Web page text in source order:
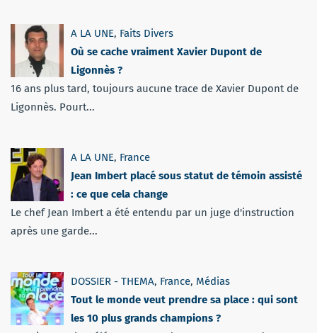
A LA UNE, Faits Divers
Où se cache vraiment Xavier Dupont de
Ligonnès ?
16 ans plus tard, toujours aucune trace de Xavier Dupont de
Ligonnès. Pourt...
A LA UNE, France
Jean Imbert placé sous statut de témoin assisté
: ce que cela change
Le chef Jean Imbert a été entendu par un juge d'instruction
après une garde...
DOSSIER - THEMA, France, Médias
Tout le monde veut prendre sa place : qui sont
les 10 plus grands champions ?